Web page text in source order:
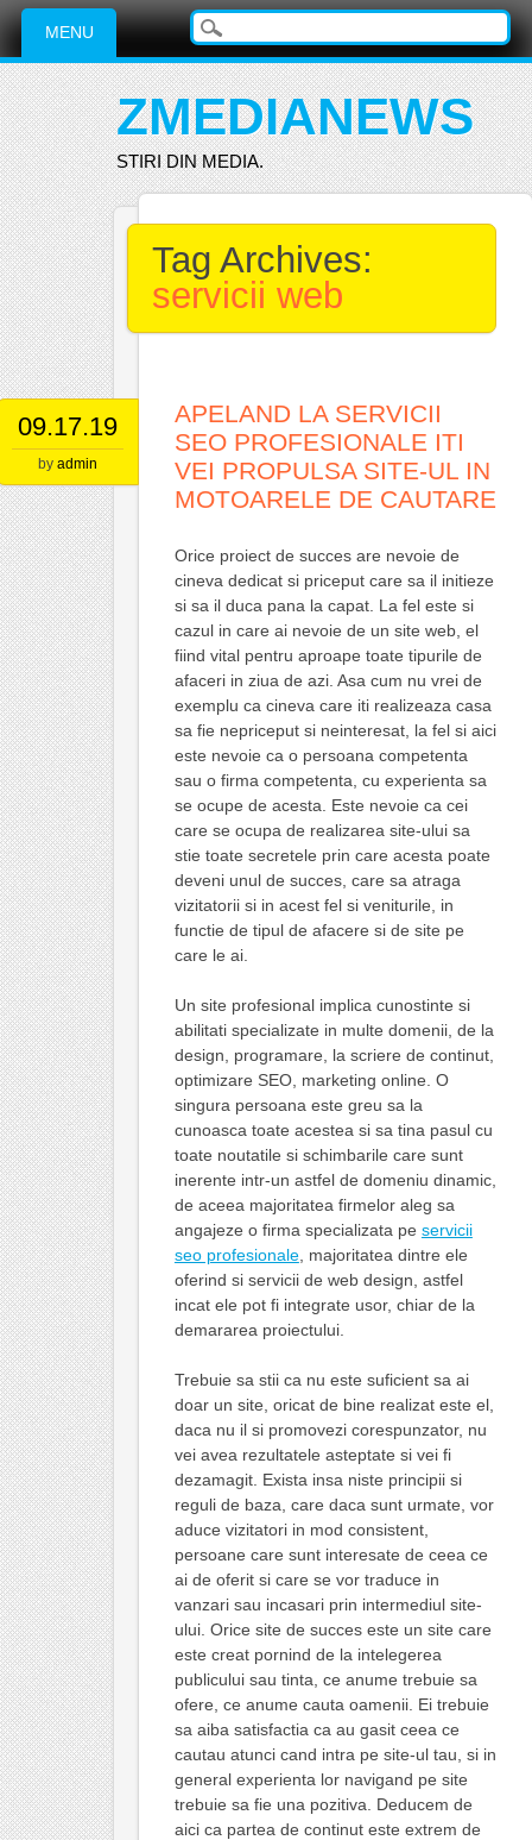
Main menu
Skip
content
MENU
ZMEDIANEWS
STIRI DIN MEDIA.
Tag Archives:
servicii web
09.17.19
by admin
APELAND LA SERVICII
SEO PROFESIONALE ITI
VEI PROPULSA SITE-UL IN
MOTOARELE DE CAUTARE
Orice proiect de succes are nevoie de
cineva dedicat si priceput care sa il initieze
si sa il duca pana la capat. La fel este si
cazul in care ai nevoie de un site web, el
fiind vital pentru aproape toate tipurile de
afaceri in ziua de azi. Asa cum nu vrei de
exemplu ca cineva care iti realizeaza casa
sa fie nepriceput si neinteresat, la fel si aici
este nevoie ca o persoana competenta
sau o firma competenta, cu experienta sa
se ocupe de acesta. Este nevoie ca cei
care se ocupa de realizarea site-ului sa
stie toate secretele prin care acesta poate
deveni unul de succes, care sa atraga
vizitatorii si in acest fel si veniturile, in
functie de tipul de afacere si de site pe
care le ai.
Un site profesional implica cunostinte si
abilitati specializate in multe domenii, de la
design, programare, la scriere de continut,
optimizare SEO, marketing online. O
singura persoana este greu sa la
cunoasca toate acestea si sa tina pasul cu
toate noutatile si schimbarile care sunt
inerente intr-un astfel de domeniu dinamic,
de aceea majoritatea firmelor aleg sa
angajeze o firma specializata pe servicii
seo profesionale, majoritatea dintre ele
oferind si servicii de web design, astfel
incat ele pot fi integrate usor, chiar de la
demararea proiectului.
Trebuie sa stii ca nu este suficient sa ai
doar un site, oricat de bine realizat este el,
daca nu il si promovezi corespunzator, nu
vei avea rezultatele asteptate si vei fi
dezamagit. Exista insa niste principii si
reguli de baza, care daca sunt urmate, vor
aduce vizitatori in mod consistent,
persoane care sunt interesate de ceea ce
ai de oferit si care se vor traduce in
vanzari sau incasari prin intermediul site-
ului. Orice site de succes este un site care
este creat pornind de la intelegerea
publicului sau tinta, ce anume trebuie sa
ofere, ce anume cauta oamenii. Ei trebuie
sa aiba satisfactia ca au gasit ceea ce
cautau atunci cand intra pe site-ul tau, si in
general experienta lor navigand pe site
trebuie sa fie una pozitiva. Deducem de
aici ca partea de continut este extrem de